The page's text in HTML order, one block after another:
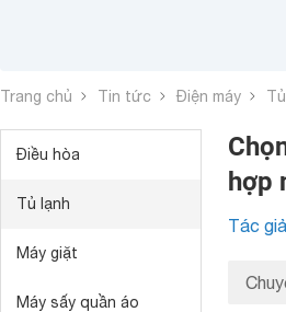
Trang chủ Tin tức Điện máy
Điều hòa
Tủ lạnh
Máy giặt
Máy sấy quần áo
hợp
Tác